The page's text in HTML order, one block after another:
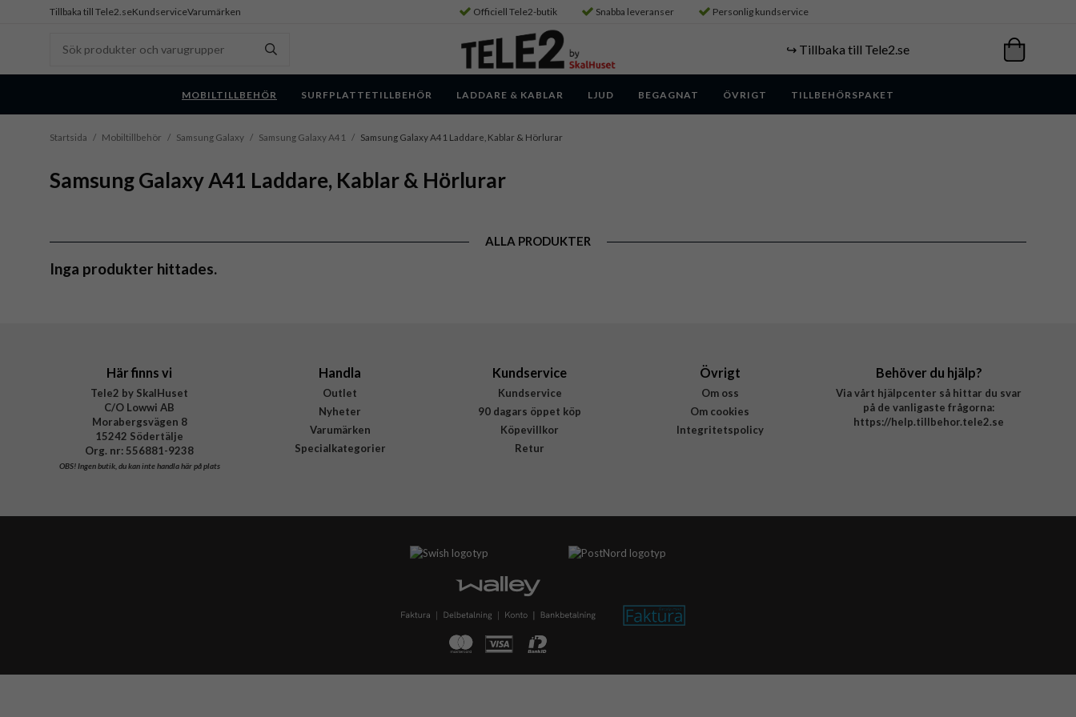
Tillbaka till Tele2.seKundserviceVarumärken Officiell Tele2-butik Snabba leveranser Personlig kundservice
↪️ Tillbaka till Tele2.se
MOBILTILLBEHÖR SURFPLATTETILLBEHÖR LADDARE & KABLAR LJUD BEGAGNAT ÖVRIGT TILLBEHÖRSPAKET
Startsida / Mobiltillbehör / Samsung Galaxy / Samsung Galaxy A41 / Samsung Galaxy A41 Laddare, Kablar & Hörlurar
Samsung Galaxy A41 Laddare, Kablar & Hörlurar
ALLA PRODUKTER
Inga produkter hittades.
Här finns vi
Tele2 by SkalHuset
C/O Lowwi AB
Morabergsvägen 8
15242 Södertälje
Org. nr: 556881-9238
OBS!Ingen butik, du kan inte handla här på plats
Handla
Outlet
Nyheter
Varumärken
Specialkategorier
Kundservice
Kundservice
90 dagars öppet köp
Köpevillkor
Retur
Övrigt
Om oss
Om cookies
Integritetspolicy
Behöver du hjälp?
Via vårt hjälpcenter så hittar du svar
på de vanligaste frågorna:
https://help.tillbehor.tele2.se